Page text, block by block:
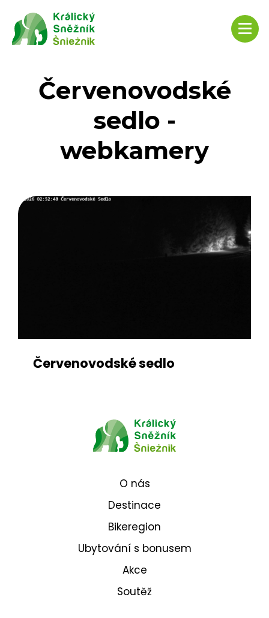
Červenovodské
sedlo -
webkamery
Červenovodské sedlo
O nás
Destinace
Bikeregion
Ubytování s bonusem
Akce
Soutěž